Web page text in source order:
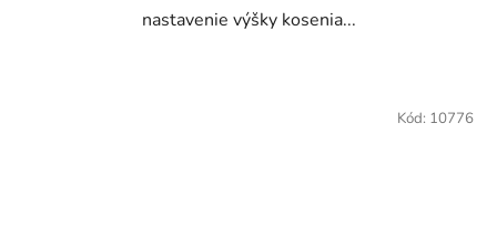
nastavenie výšky kosenia...
Kód: 10776